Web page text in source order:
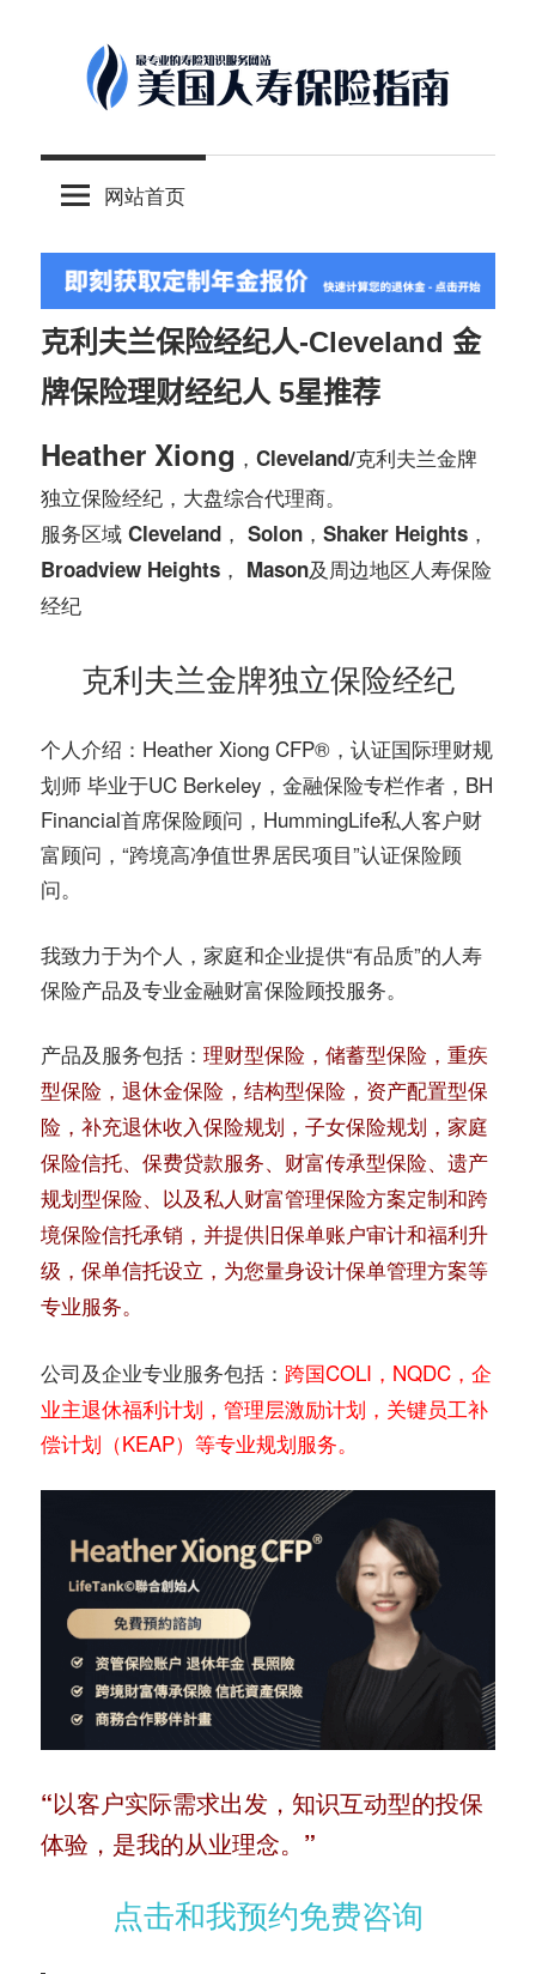
content
美
人
寿
保
险
指
南
©️
最
国
险
理
财
服
务
社
区
网站首页
克利夫兰保险经纪人-Cleveland 金
牌保险理财经纪人 5星推荐
Heather Xiong ，Cleveland/克利夫兰金牌
独立保险经纪，大盘综合代理商。
服务区域 Cleveland， Solon，Shaker Heights，
Broadview Heights， Mason及 周边地区人寿保险
经纪
克利夫兰金牌独立保险经纪
个人介绍： Heather Xiong CFP®️，认证国际理财规
划师 毕业于UC Berkeley，金融保险专栏作者，BH
Financial首席保险顾问，HummingLife私人客户财
富顾问，“跨境高净值世界居民项目”认证保险顾
问。
我致力于为个人，家庭和企业提供“有品质”的人寿
保险产品及专业金融财富保险顾投服务。
产品及服务包括： 理财型保险，储蓄型保险，重疾
型保险，退休金保险，结构型保险，资产配置型保
险，补充退休收入保险规划，子女保险规划，家庭
保险信托、保费贷款服务、财富传承型保险、遗产
规划型保险、以及私人财富管理保险方案定制和跨
境保险信托承销，并提供旧保单账户审计和福利升
级，保单信托设立，为您量身设计保单管理方案等
专业服务。
公司及企业专业服务包括： 跨国COLI，NQDC，企
业主退休福利计划，管理层激励计划，关键员工补
偿计划（KEAP）等专业规划服务。
“以客户实际需求出发，知识互动型的投保
体验，是我的从业理念。”
点击和我预约免费咨询